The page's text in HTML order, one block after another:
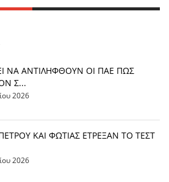
ΝΑ ΑΝΤΙΛΗΦΘΟΥΝ ΟΙ ΠΑΕ ΠΩΣ
Σ...
2026
ΚΑΙ ΦΩΤΙΑΣ ΕΤΡΕΞΑΝ ΤΟ ΤΕΣΤ
2026